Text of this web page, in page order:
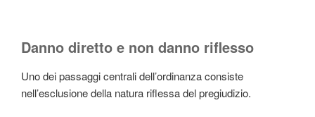
Danno diretto e non danno riflesso
Uno dei passaggi centrali dell’ordinanza consiste
nell’esclusione della natura riflessa del pregiudizio.